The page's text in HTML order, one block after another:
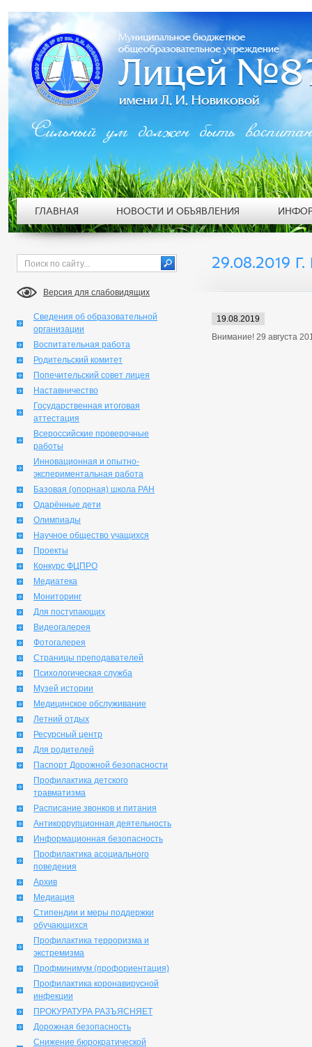
Версия для слабовидящих
Сведения об образовательной
организации
Воспитательная работа
Родительский комитет
Попечительский совет лицея
Наставничество
Государственная итоговая
аттестация
Всероссийские проверочные
работы
Инновационная и опытно-
экспериментальная работа
Базовая (опорная) школа РАН
Одарённые дети
Олимпиады
Научное общество учащихся
Проекты
Конкурс ФЦПРО
Медиатека
Мониторинг
Для поступающих
Видеогалерея
Фотогалерея
Страницы преподавателей
Психологическая служба
Музей истории
Медицинское обслуживание
Летний отдых
Ресурсный центр
Для родителей
Паспорт Дорожной безопасности
Профилактика детского
травматизма
Расписание звонков и питания
Антикоррупционная деятельность
Информационная безопасность
Профилактика асоциального
поведения
Архив
Медиация
Стипендии и меры поддержки
обучающихся
Профилактика терроризма и
экстремизма
Профминимум (профориентация)
Профилактика коронавирусной
инфекции
ПРОКУРАТУРА РАЗЪЯСНЯЕТ
Дорожная безопасность
Снижение бюрократической
29.08.2019
19.08.2019
Внимание! 29 августа
Сильный ум должен быть
ГЛАВНАЯ НОВОСТИ И ОБЪЯВЛЕНИЯ